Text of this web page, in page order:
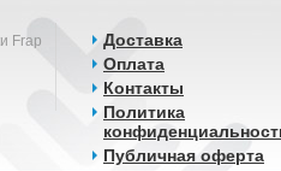
Frap
Доставка
Оплата
Контакты
Политика
Публичная оферта